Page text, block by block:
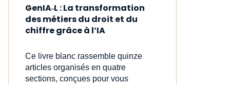
GenIA‑L : La transformation
des métiers du droit et du
chiffre grâce à l’IA
Ce livre blanc rassemble quinze
articles organisés en quatre
sections, conçues pour vous